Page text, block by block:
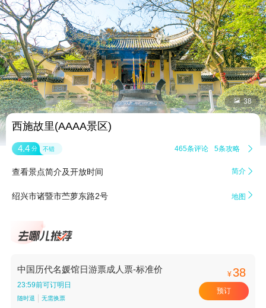
 38
西施故里(AAAA景区)
4.4 分 不错 465条评论 5条攻略 
查看景点简介及开放时间 简介 
绍兴市诸暨市苎萝东路2号 地图 
中国历代名媛馆日游票成人票-标准价
23:59前可订明日
随时退 无需换票
¥38
预订
